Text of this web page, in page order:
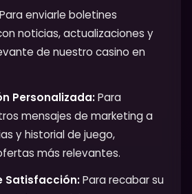
Para enviarle boletines
noticias, actualizaciones y
de nuestro casino en
Personalizada:Para
mensajes de marketing a
y historial de juego,
más relevantes.
Satisfacción:Para recabar su